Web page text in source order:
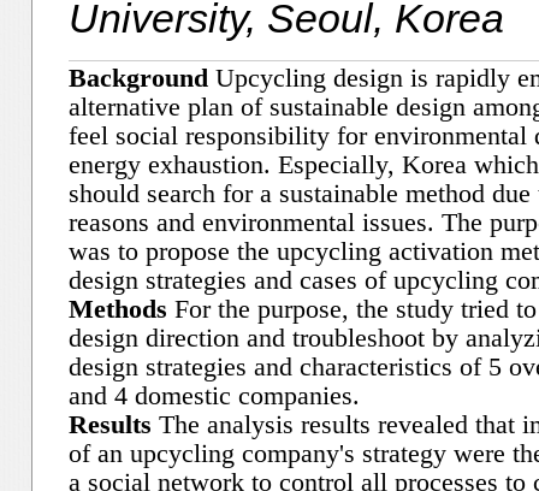
University, Seoul, Korea
BackgroundUpcycling design is rapidly
alternative plan of sustainable design
feel social responsibility for environmental
energy exhaustion. Especially, Korea
should search for a sustainable method
reasons and environmental issues. The
was to propose the upcycling activation
design strategies and cases of upcycling
Methods For the purpose, the study tried
design direction and troubleshoot by
design strategies and characteristics of 5
and 4 domestic companies.
Results The analysis results revealed that
of an upcycling company's strategy were
a social network to control all processes to